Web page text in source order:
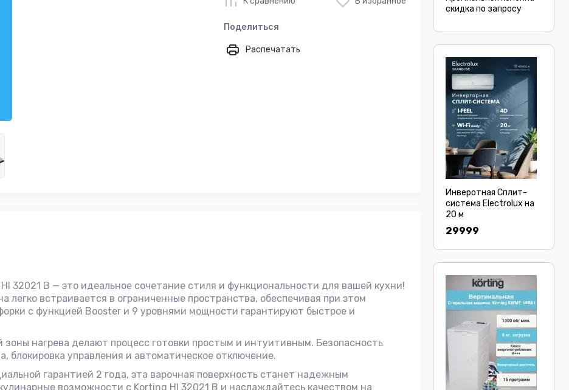
Поделиться
Распечатать
32021 B — это идеальное сочетание стиля и функциональности для вашей кухни!
встраивается в ограниченные пространства, обеспечивая при этом
с функцией Booster и 9 уровнями мощности гарантируют быстрое и
нагрева делают процесс готовки простым и интуитивным. Безопасность
блокировка управления и автоматическое отключение.
гарантией 2 года, эта варочная поверхность станет надежным
возможности с Korting HI 32021 B и наслаждайтесь качеством на
скидка по запросу
Инверотная Сплит-
система Electrolux на
20 м
29999